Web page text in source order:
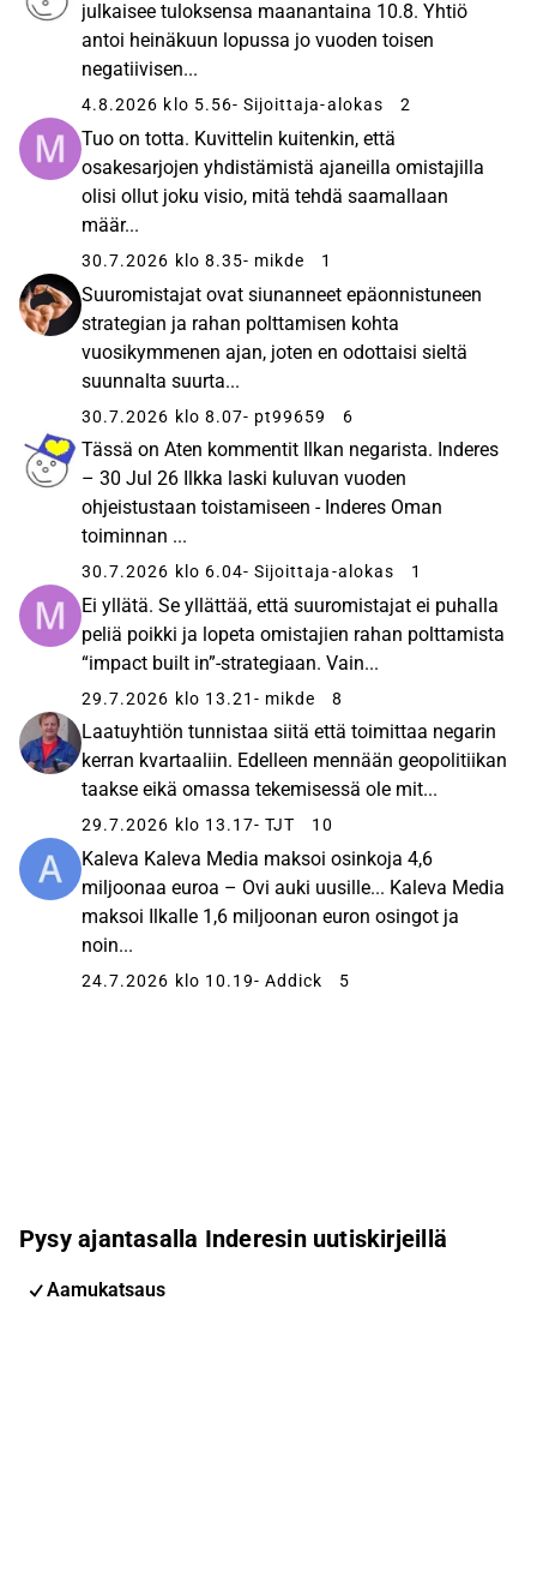
julkaisee tuloksensa maanantaina 10.8. Yhtiö
antoi heinäkuun lopussa jo vuoden toisen
negatiivisen...
4.8.2026 klo 5.56- Sijoittaja-alokas 2
Tuo on totta. Kuvittelin kuitenkin, että
osakesarjojen yhdistämistä ajaneilla omistajilla
olisi ollut joku visio, mitä tehdä saamallaan
määr...
30.7.2026 klo 8.35- mikde 1
Suuromistajat ovat siunanneet epäonnistuneen
strategian ja rahan polttamisen kohta
vuosikymmenen ajan, joten en odottaisi sieltä
suunnalta suurta...
30.7.2026 klo 8.07- pt99659 6
Tässä on Aten kommentit Ilkan negarista. Inderes
– 30 Jul 26 Ilkka laski kuluvan vuoden
ohjeistustaan toistamiseen - Inderes Oman
toiminnan ...
30.7.2026 klo 6.04- Sijoittaja-alokas 1
Ei yllätä. Se yllättää, että suuromistajat ei puhalla
peliä poikki ja lopeta omistajien rahan polttamista
“impact built in”-strategiaan. Vain...
29.7.2026 klo 13.21 - mikde 8
Laatuyhtiön tunnistaa siitä että toimittaa negarin
kerran kvartaaliin. Edelleen mennään geopolitiikan
taakse eikä omassa tekemisessä ole mit...
29.7.2026 klo 13.17- TJT 10
Kaleva Kaleva Media maksoi osinkoja 4,6
miljoonaa euroa – Ovi auki uusille... Kaleva Media
maksoi Ilkalle 1,6 miljoonan euron osingot ja
noin...
24.7.2026 klo 10.19- Addick 5
Pysy ajantasalla Inderesin uutiskirjeillä
Aamukatsaus